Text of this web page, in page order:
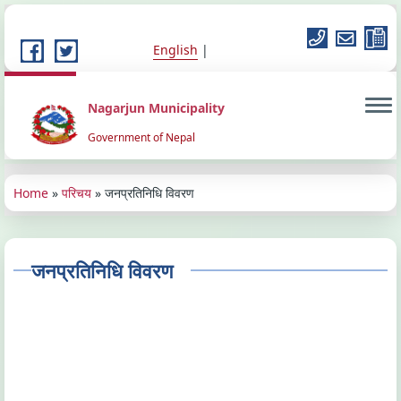
Skip to main content
English
Nagarjun Municipality
Government of Nepal
You are here
Home » परिचय » जनप्रतिनिधि विवरण
जनप्रतिनिधि विवरण